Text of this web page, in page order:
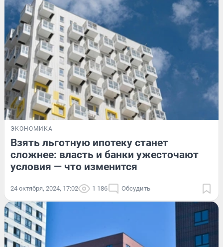
ЭКОНОМИКА
Взять льготную ипотеку станет
сложнее: власть и банки ужесточают
условия — что изменится
24 октября, 2024, 17:02 1 186 Обсудить